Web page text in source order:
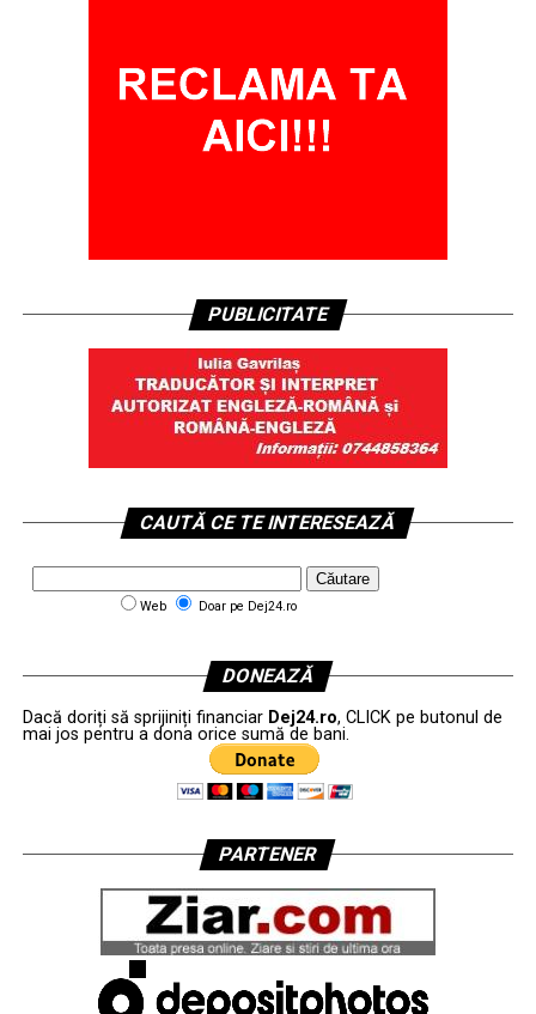
PUBLICITATE
CAUTĂ CE TE INTERESEAZĂ
Web Doar pe Dej24.ro
DONEAZĂ
Dacă doriți să sprijiniți financiar Dej24.ro, CLICK pe butonul de
mai jos pentru a dona orice sumă de bani.
PARTENER